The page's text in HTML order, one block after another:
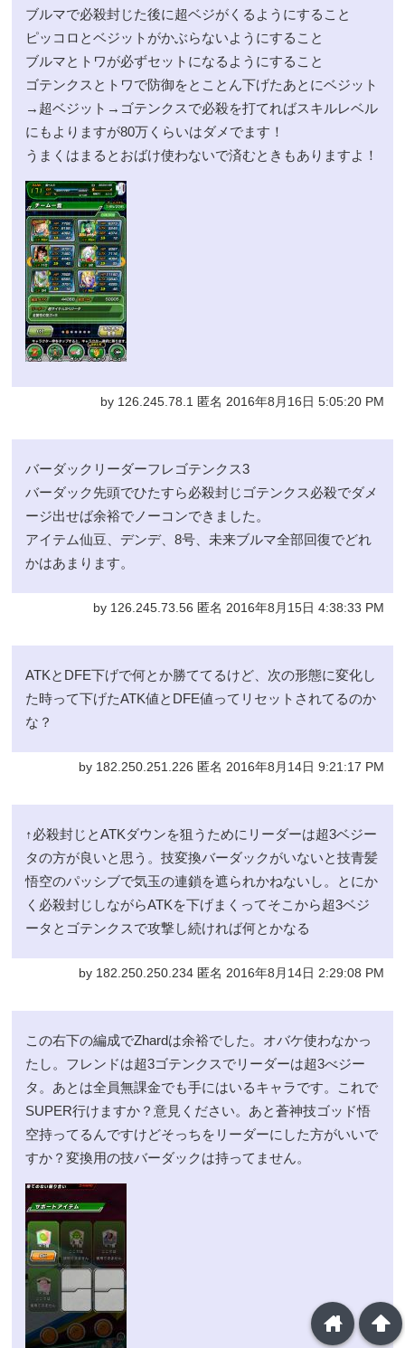
ブルマで必殺封じた後に超ベジがくるようにすること
ピッコロとベジットがかぶらないようにすること
ブルマとトワが必ずセットになるようにすること
ゴテンクスとトワで防御をとことん下げたあとにベジット
→超ベジット→ゴテンクスで必殺を打てればスキルレベル
にもよりますが80万くらいはダメでます！
うまくはまるとおばけ使わないで済むときもありますよ！
by 126.245.78.1 匿名 2016年8月16日 5:05:20 PM
バーダックリーダーフレゴテンクス3
バーダック先頭でひたすら必殺封じゴテンクス必殺でダメ
ージ出せば余裕でノーコンできました。
アイテム仙豆、デンデ、8号、未来ブルマ全部回復でどれ
かはあまります。
by 126.245.73.56 匿名 2016年8月15日 4:38:33 PM
ATKとDFE下げで何とか勝ててるけど、次の形態に変化し
た時って下げたATK値とDFE値ってリセットされてるのか
な？
by 182.250.251.226 匿名 2016年8月14日 9:21:17 PM
↑必殺封じとATKダウンを狙うためにリーダーは超3ベジー
タの方が良いと思う。技変換バーダックがいないと技青髪
悟空のパッシブで気玉の連鎖を遮られかねないし。とにか
く必殺封じしながらATKを下げまくってそこから超3ベジ
ータとゴテンクスで攻撃し続ければ何とかなる
by 182.250.250.234 匿名 2016年8月14日 2:29:08 PM
この右下の編成でZhardは余裕でした。オバケ使わなかっ
たし。フレンドは超3ゴテンクスでリーダーは超3べジー
タ。あとは全員無課金でも手にはいるキャラです。これで
SUPER行けますか？意見ください。あと蒼神技ゴッド悟
空持ってるんですけどそっちをリーダーにした方がいいで
すか？変換用の技バーダックは持ってません。
arrowup
home